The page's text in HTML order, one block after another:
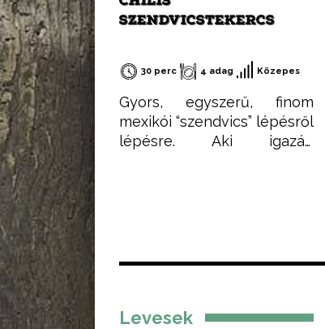
SZENDVICSTEKERCS
30 perc 4 adag Közepes
Gyors, egyszerű, finom
mexikói “szendvics” lépésről
lépésre. Aki igazán
akár melegen.
Levesek